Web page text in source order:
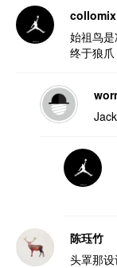
collomix
始祖鸟
终于狼爪
陈珏竹
头罩那设